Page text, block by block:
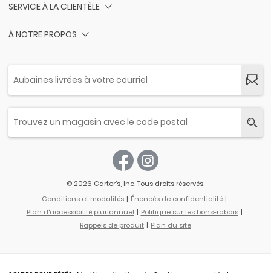
SERVICE À LA CLIENTÈLE
À NOTRE PROPOS
© 2026 Carter’s, Inc. Tous droits réservés.
Conditions et modalités
Énoncés de confidentialité
Plan d'accessibilité pluriannuel
Politique sur les bons-rabais
Rappels de produit
Plan du site